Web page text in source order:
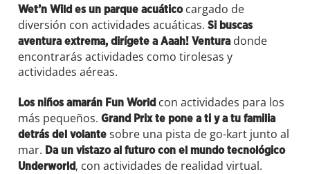
Wet’n Wild es un parque acuáticocargado de
diversión con actividades acuáticas. Si buscas
aventura extrema, dirígete a Aaah! Ventura donde
encontrarás actividades como tirolesas y
actividades aéreas.
Los niños amarán Fun World con actividades para los
más pequeños. Grand Prix te pone a ti y a tu familia
detrás del volante sobre una pista de go-kart junto al
mar. Da un vistazo al futuro con el mundo tecnológico
Underworld, con actividades de realidad virtual.